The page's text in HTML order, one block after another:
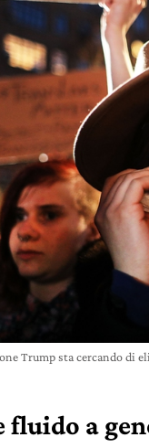
Trump sta cercando di
fluido a